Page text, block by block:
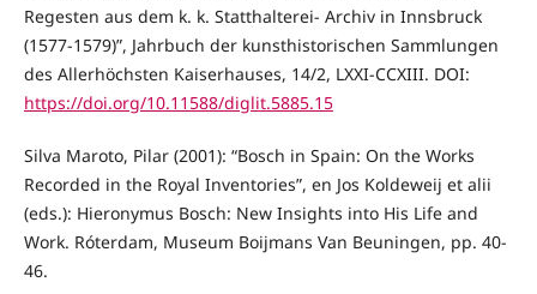
Regesten aus dem k. k. Statthalterei- Archiv in Innsbruck
(1577-1579)”, Jahrbuch der kunsthistorischen Sammlungen
des Allerhöchsten Kaiserhauses, 14/2, LXXI-CCXIII. DOI:
https://doi.org/10.11588/diglit.5885.15
Silva Maroto, Pilar (2001): “Bosch in Spain: On the Works
Recorded in the Royal Inventories”, en Jos Koldeweij et alii
(eds.): Hieronymus Bosch: New Insights into His Life and
Work. Róterdam, Museum Boijmans Van Beuningen, pp. 40-
46.